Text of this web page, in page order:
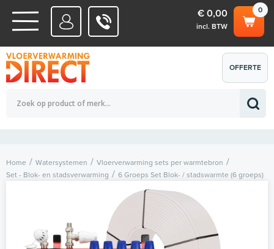
WATERSYSTEMEN
ELEKTRISCHE SYSTEMEN
0
€ 0,00
incl. BTW
Totaalbedrag (incl. BTW) € 0,00
OFFERTE
AANVRAGEN
Home Watersystemen
Vloerverwarming sets per warmtebron
Set - Blok- en stadsverwarming
6 Groeps Set Blok- / stadswarmte (6 groeps)